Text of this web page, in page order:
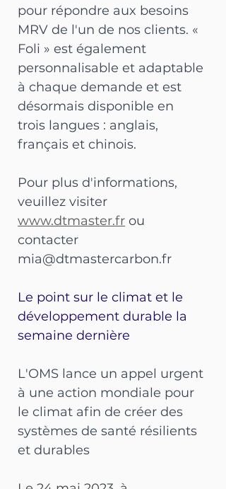
pour répondre aux besoins
MRV de l'un de nos clients. «
Foli » est également
personnalisable et adaptable
à chaque demande et est
désormais disponible en
trois langues : anglais,
français et chinois.
Pour plus d'informations,
veuillez visiter
www.dtmaster.fr ou
contacter
mia@dtmastercarbon.fr
Le point sur le climat et le
développement durable la
semaine dernière
L'OMS lance un appel urgent
à une action mondiale pour
le climat afin de créer des
systèmes de santé résilients
et durables